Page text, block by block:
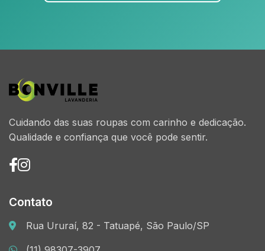
Cuidando das suas roupas com carinho e dedicação.
Qualidade e confiança que você pode sentir.
Contato
Rua Ururaí, 82 - Tatuapé, São Paulo/SP